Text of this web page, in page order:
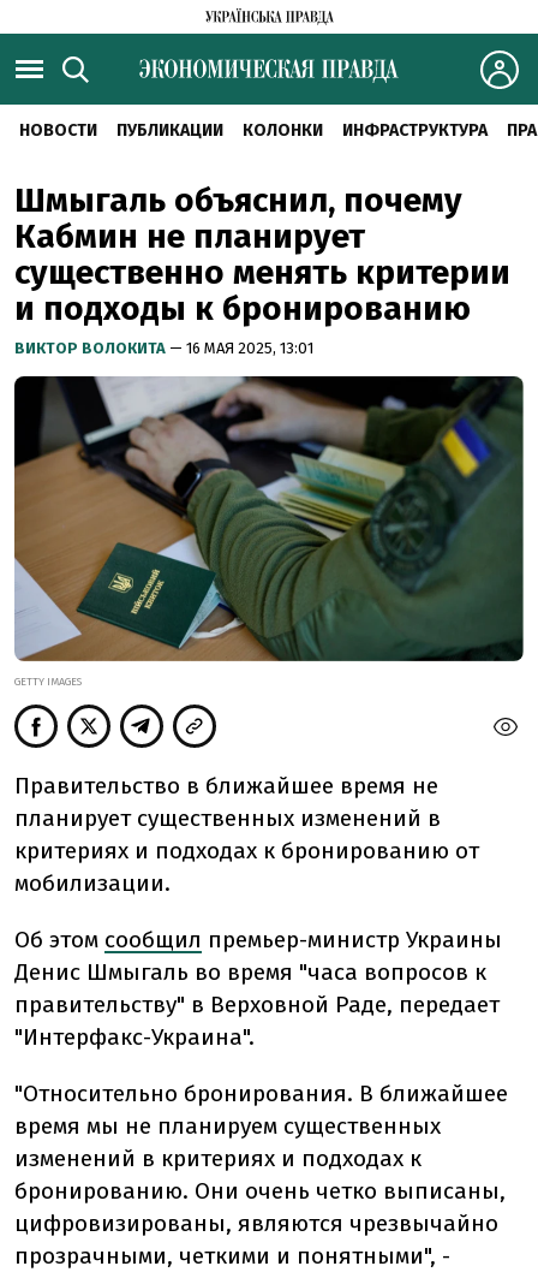
НОВОСТИ ПУБЛИКАЦИИ КОЛОНКИ ИНФРАСТРУКТУРА
Шмыгаль объяснил, почему
Кабмин не планирует
существенно менять критерии
и подходы к бронированию
ВИКТОР ВОЛОКИТА — 16 МАЯ 2025, 13:01
GETTY IMAGES
Правительство в ближайшее время не
планирует существенных изменений в
критериях и подходах к бронированию от
мобилизации.
Об этом сообщил премьер-министр Украины
Денис Шмыгаль во время "часа вопросов к
правительству" в Верховной Раде, передает
"Интерфакс-Украина".
"Относительно бронирования. В ближайшее
время мы не планируем существенных
изменений в критериях и подходах к
бронированию. Они очень четко выписаны,
цифровизированы, являются чрезвычайно
прозрачными, четкими и понятными", -